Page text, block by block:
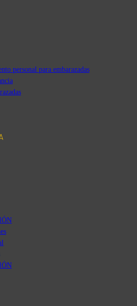
personal para embarazadas